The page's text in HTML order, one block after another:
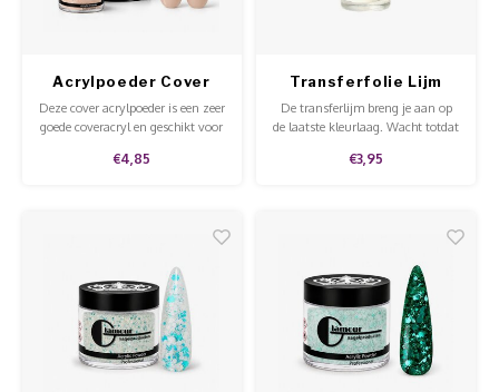
Acrylpoeder Cover
Natural Beige
Deze cover acrylpoeder is een zeer
goede coveracryl en geschikt voor
coverpoeder geeft een goede
€4,85
Transferfolie Lijm
De transferlijm breng je aan op
de laatste kleurlaag. Wacht totdat
voordat je de folie aanbrengt.
€3,95